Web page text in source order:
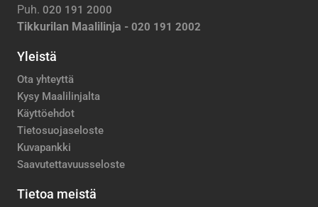
Puh. 020 191 2000
Tikkurilan Maalilinja - 020 191 2002
Yleistä
Ota yhteyttä
Kysy Maalilinjalta
Käyttöehdot
Tietosuojaseloste
Kuvapankki
Saavutettavuusseloste
Tietoa meistä